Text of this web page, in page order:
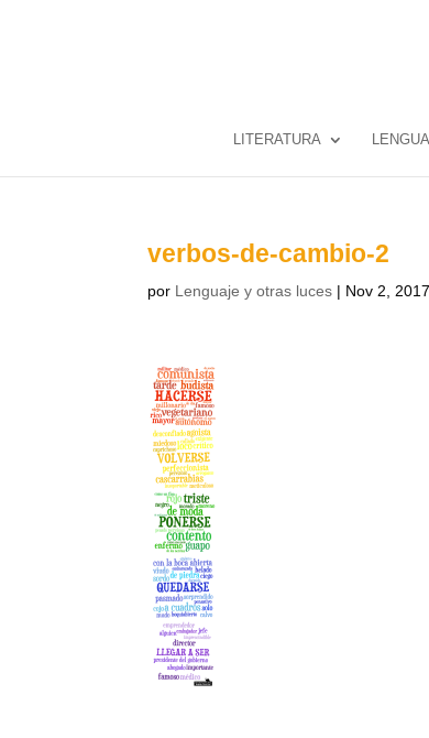
LITERATURA LENGUA
verbos-de-cambio-2
por Lenguaje y otras luces | Nov 2, 2017